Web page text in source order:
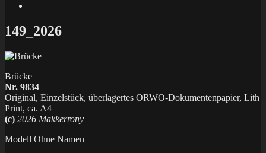
X
149_2026
Brücke
Nr. 9834
Original, Einzelstück, überlagertes ORWO-Dokumentenpapier, Lith
Print, ca. A4
(c) 2026 Makkerrony
Modell Ohne Namen